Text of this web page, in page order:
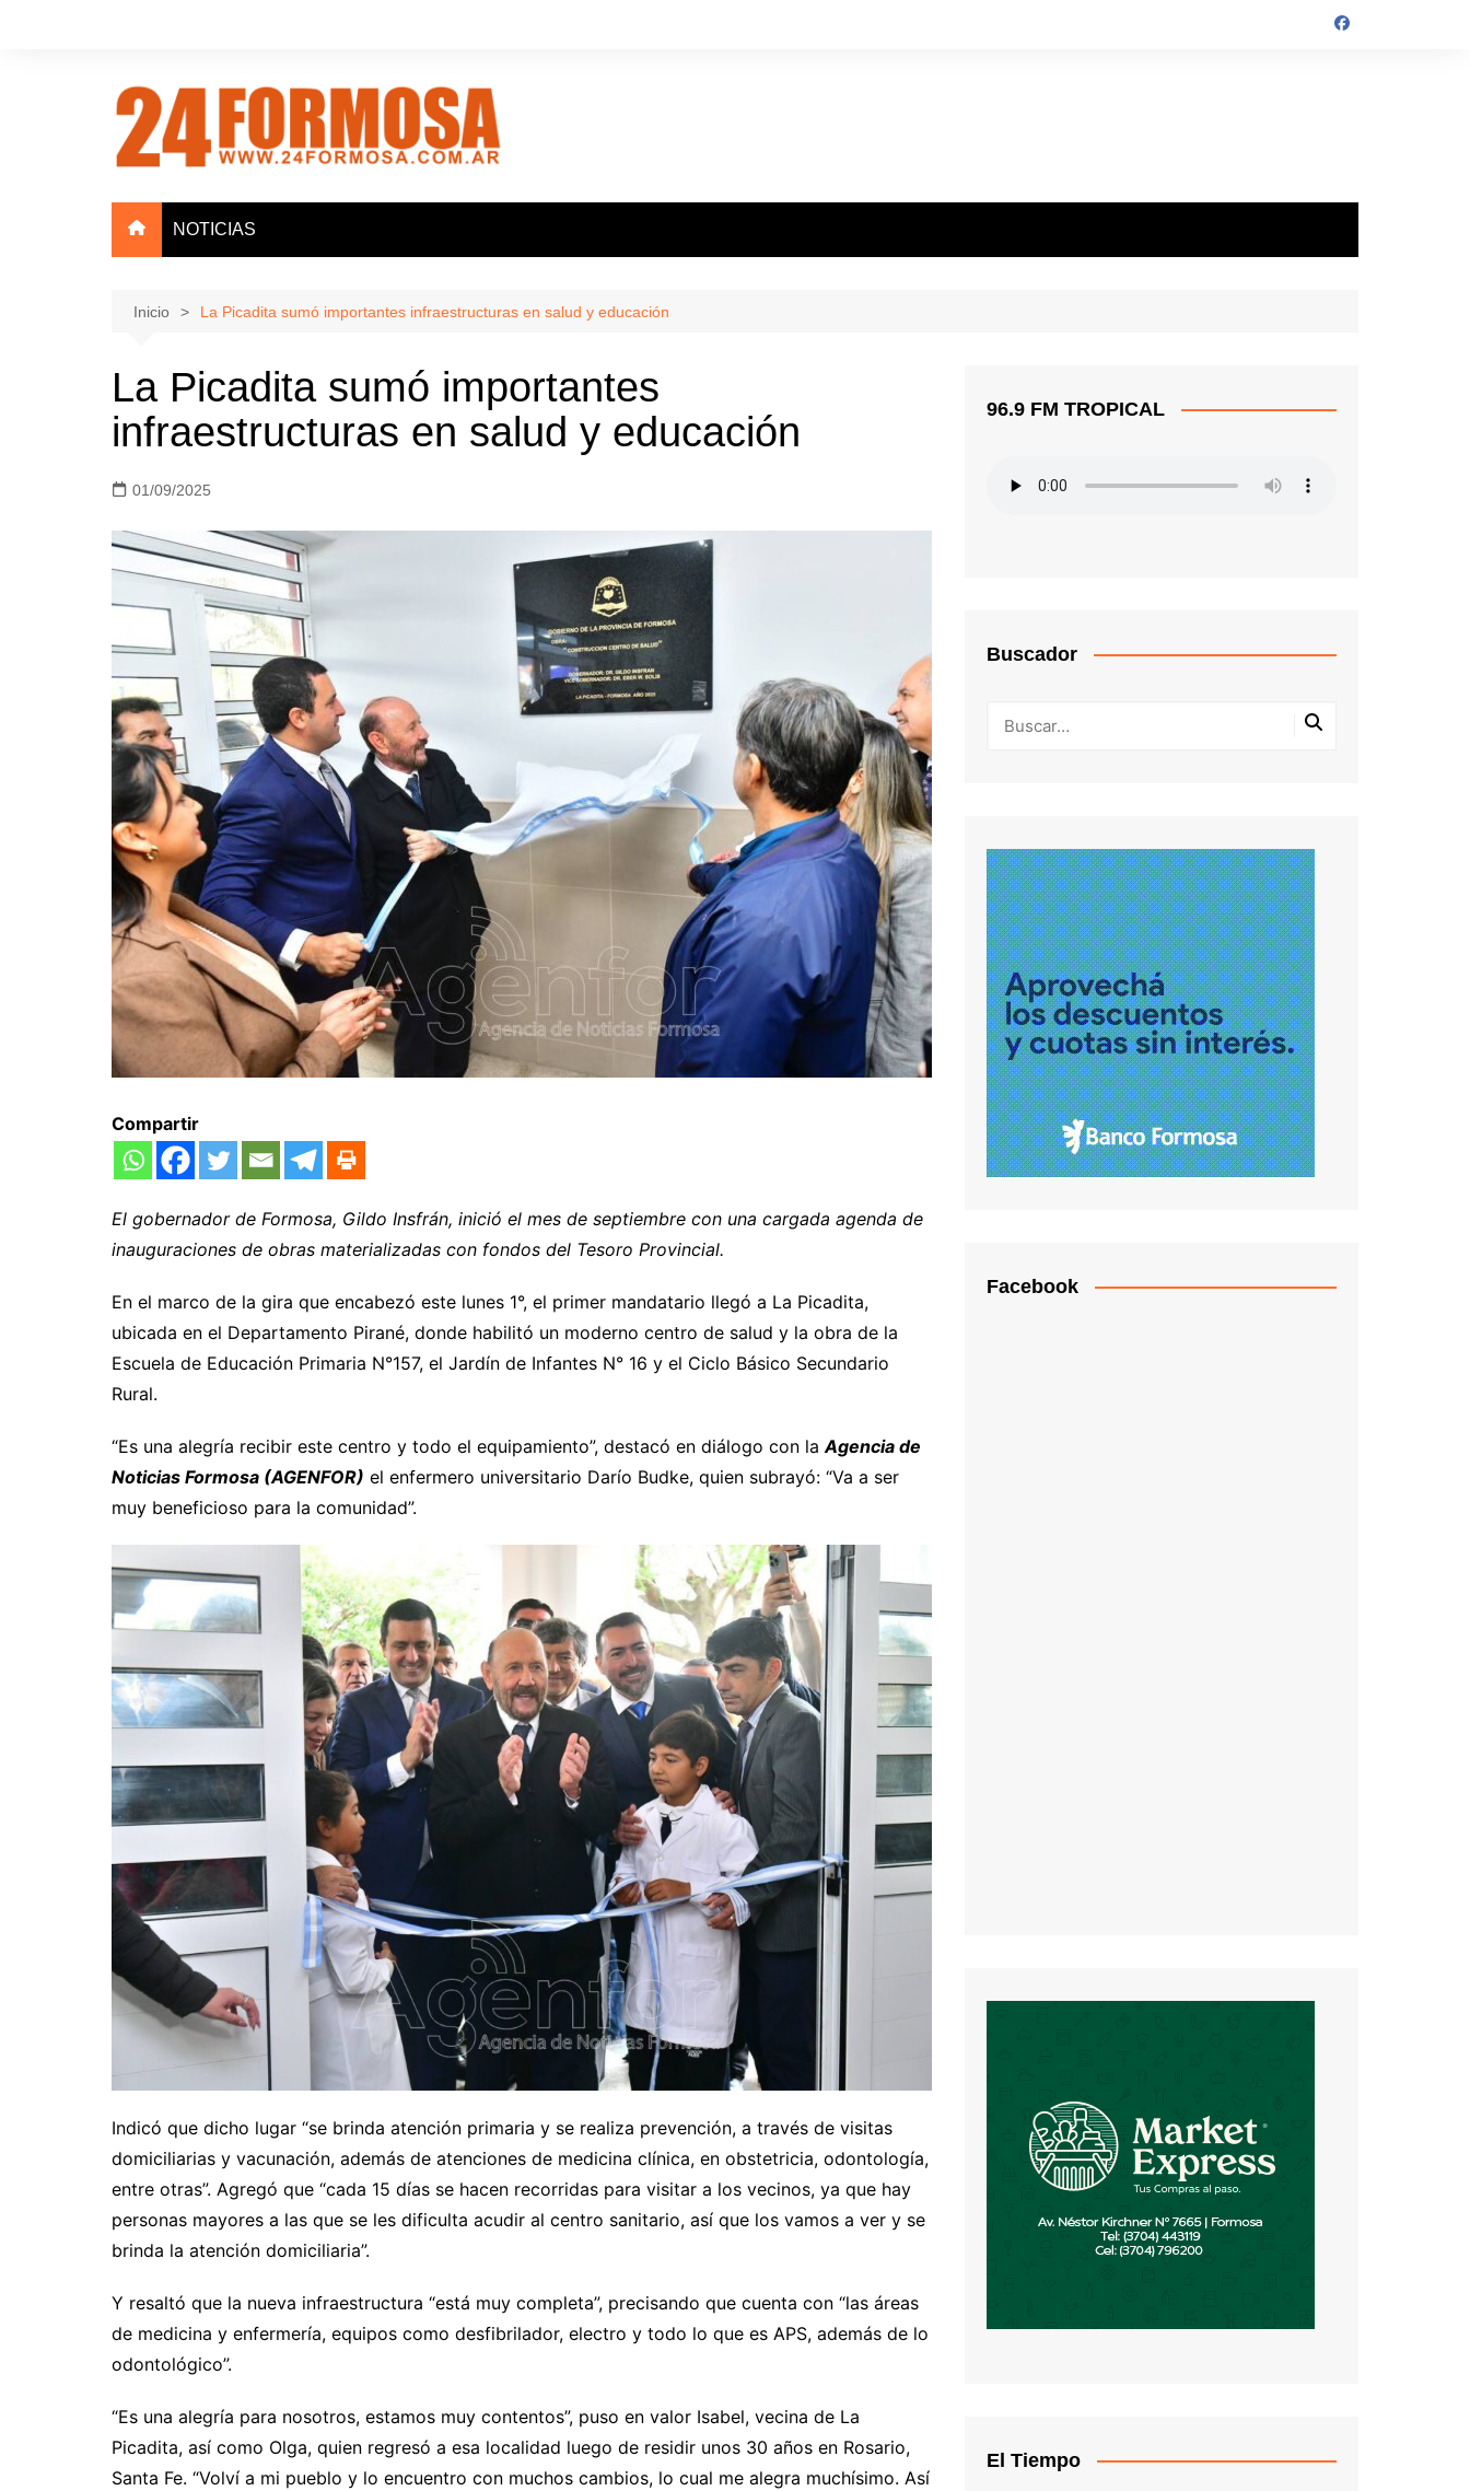
NOTICIAS
Inicio La Picadita sumó importantes infraestructuras en salud y educación
La Picadita sumó importantes
infraestructuras en salud y educación
01/09/2025
Compartir
El gobernador de Formosa, Gildo Insfrán, inició el mes de septiembre con una cargada agenda de
inauguraciones de obras materializadas con fondos del Tesoro Provincial.
En el marco de la gira que encabezó este lunes 1°, el primer mandatario llegó a La Picadita,
ubicada en el Departamento Pirané, donde habilitó un moderno centro de salud y la obra de la
Escuela de Educación Primaria N°157, el Jardín de Infantes N° 16 y el Ciclo Básico Secundario
Rural.
“Es una alegría recibir este centro y todo el equipamiento”, destacó en diálogo con la Agencia de
Noticias Formosa (AGENFOR) el enfermero universitario Darío Budke, quien subrayó: “Va a ser
muy beneficioso para la comunidad”.
Indicó que dicho lugar “se brinda atención primaria y se realiza prevención, a través de visitas
domiciliarias y vacunación, además de atenciones de medicina clínica, en obstetricia, odontología,
entre otras”. Agregó que “cada 15 días se hacen recorridas para visitar a los vecinos, ya que hay
personas mayores a las que se les dificulta acudir al centro sanitario, así que los vamos a ver y se
brinda la atención domiciliaria”.
Y resaltó que la nueva infraestructura “está muy completa”, precisando que cuenta con “las áreas
de medicina y enfermería, equipos como desfibrilador, electro y todo lo que es APS, además de lo
odontológico”.
“Es una alegría para nosotros, estamos muy contentos”, puso en valor Isabel, vecina de La
Picadita, así como Olga, quien regresó a esa localidad luego de residir unos 30 años en Rosario,
Santa Fe. “Volví a mi pueblo y lo encuentro con muchos cambios, lo cual me alegra muchísimo. Así
96.9 FM TROPICAL
Buscador
Facebook
El Tiempo